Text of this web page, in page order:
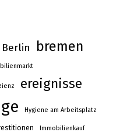
Berlin bremen
ereignisse
Hygiene am Arbeitsplatz
Immobilienkauf